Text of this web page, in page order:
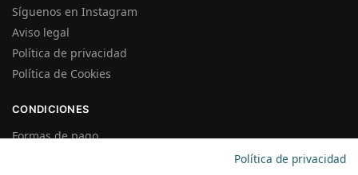
Síguenos en Instagram
Aviso legal
Política de privacidad
Política de Cookies
CONDICIONES
Formas de pago
Política de privacidad